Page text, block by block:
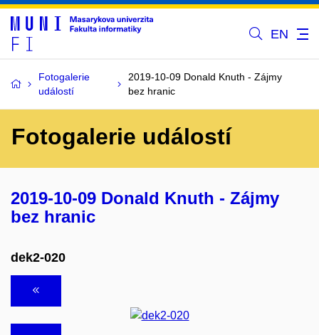
EN
Fotogalerie
událostí
2019-10-09 Donald Knuth - Zájmy
bez hranic
Fotogalerie událostí
2019-10-09 Donald Knuth - Zájmy
bez hranic
dek2-020